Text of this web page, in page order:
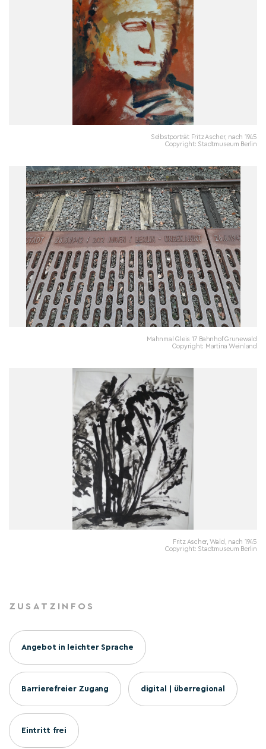
Selbstporträt Fritz Ascher, nach 1945
Copyright: Stadtmuseum Berlin
Mahnmal Gleis 17 Bahnhof Grunewald
Copyright: Martina Weinland
Fritz Ascher, Wald, nach 1945
Copyright: Stadtmuseum Berlin
ZUSATZINFOS
Angebot in leichter Sprache
Barrierefreier Zugang digital | überregional
Eintritt frei